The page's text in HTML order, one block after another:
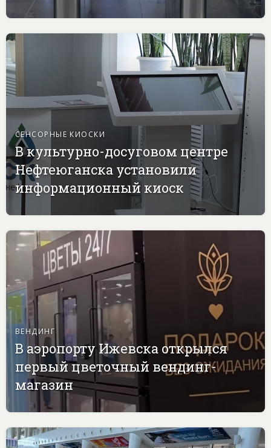
СЕНСОРНЫЕ КИОСКИ
В культурно-досуговом центре
Нефтеюганска установили
информационный киоск
ВЕНДИНГ
В аэропорту Ижевска открылся
первый цветочный вендинг-
магазин